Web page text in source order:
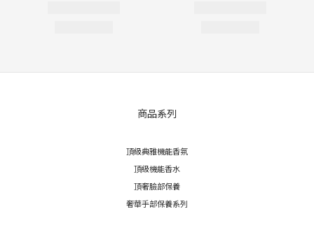
商品系列
頂級典雅機能香氛
頂級機能香水
頂奢臉部保養
奢華手部保養系列